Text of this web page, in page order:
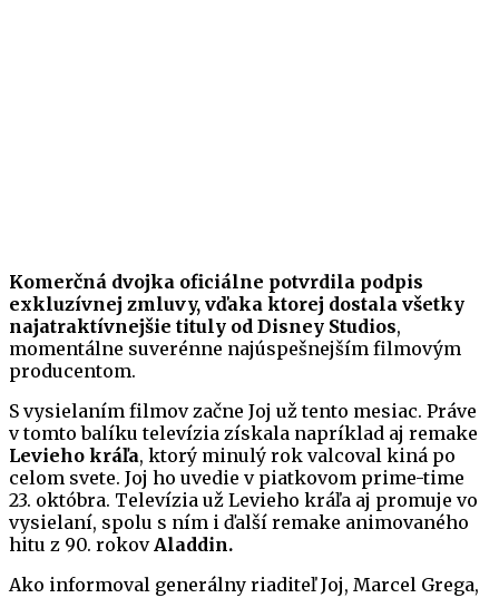
Komerčná dvojka oficiálne potvrdila podpis
exkluzívnej zmluvy, vďaka ktorej dostala všetky
najatraktívnejšie tituly od Disney Studios,
momentálne suverénne najúspešnejším filmovým
producentom.
S vysielaním filmov začne Joj už tento mesiac. Práve
v tomto balíku televízia získala napríklad aj remake
Levieho kráľa, ktorý minulý rok valcoval kiná po
celom svete. Joj ho uvedie v piatkovom prime-time
23. októbra. Televízia už Levieho kráľa aj promuje vo
vysielaní, spolu s ním i ďalší remake animovaného
hitu z 90. rokovAladdin.
Ako informoval generálny riaditeľ Joj, Marcel Grega,